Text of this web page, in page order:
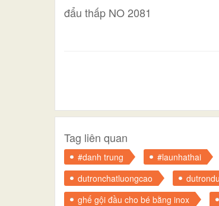
đẩu thấp NO 2081
Tag liên quan
#danh trung #launhathai
dutronchatluongcao
ghế gội đầu cho bé bằng inox